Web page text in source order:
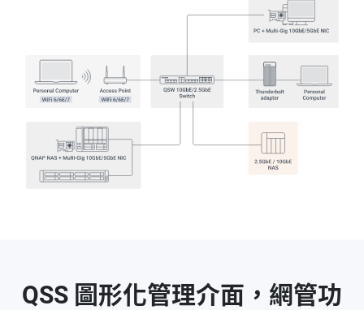
QSS 圖形化管理介面，網管功